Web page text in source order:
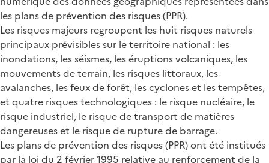
les plans de prévention des risques (PPR).
Les risques majeurs regroupent les huit risques naturels
principaux prévisibles sur le territoire national : les
inondations, les séismes, les éruptions volcaniques, les
mouvements de terrain, les risques littoraux, les
avalanches, les feux de forêt, les cyclones et les tempêtes,
et quatre risques technologiques : le risque nucléaire, le
risque industriel, le risque de transport de matières
dangereuses et le risque de rupture de barrage.
Les plans de prévention des risques (PPR) ont été institués
par la loi du 2 février 1995 relative au renforcement de la